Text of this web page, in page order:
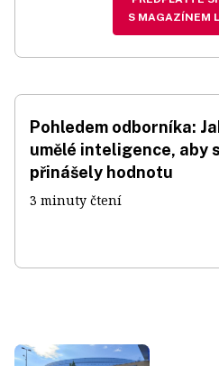
S MAGAZÍNEM
Pohledem odborníka:
umělé inteligence, aby
přinášely hodnotu
3 minuty čtení